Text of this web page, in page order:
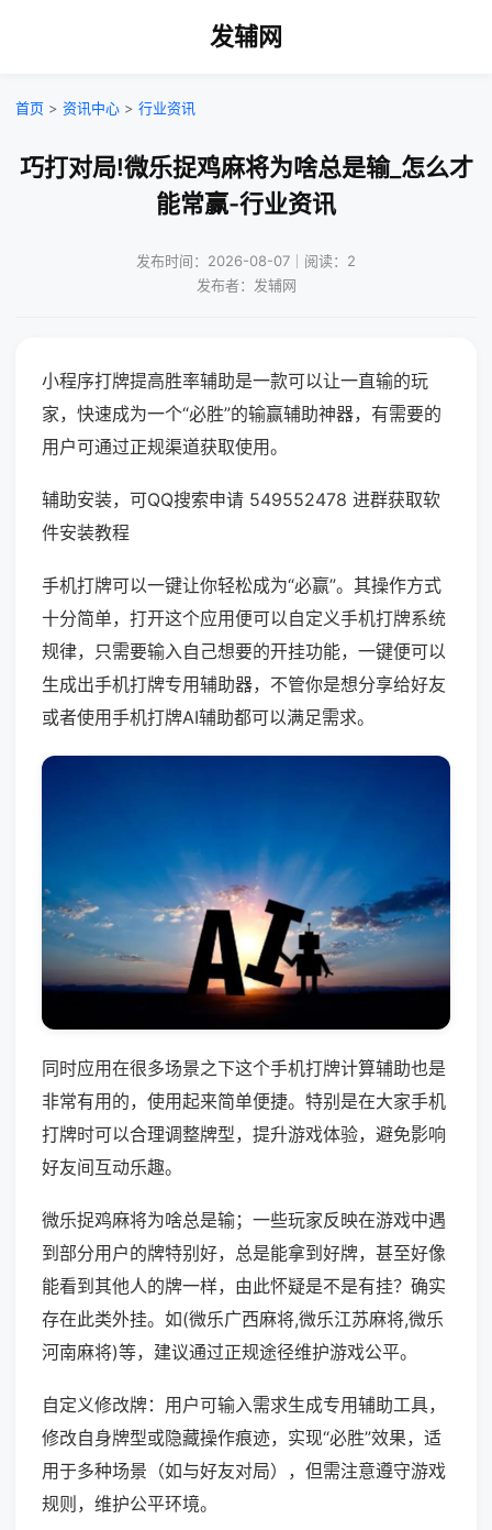
发辅网
首页 > 资讯中心 > 行业资讯
巧打对局!微乐捉鸡麻将为啥总是输_怎么才
能常赢-行业资讯
发布时间：2026-08-07｜阅读：2
发布者：发辅网
小程序打牌提高胜率辅助是一款可以让一直输的玩
家，快速成为一个“必胜”的输赢辅助神器，有需要的
用户可通过正规渠道获取使用。
辅助安装，可QQ搜索申请 549552478 进群获取软
件安装教程
手机打牌可以一键让你轻松成为“必赢”。其操作方式
十分简单，打开这个应用便可以自定义手机打牌系统
规律，只需要输入自己想要的开挂功能，一键便可以
生成出手机打牌专用辅助器，不管你是想分享给好友
或者使用手机打牌AI辅助都可以满足需求。
同时应用在很多场景之下这个手机打牌计算辅助也是
非常有用的，使用起来简单便捷。特别是在大家手机
打牌时可以合理调整牌型，提升游戏体验，避免影响
好友间互动乐趣。
微乐捉鸡麻将为啥总是输；一些玩家反映在游戏中遇
到部分用户的牌特别好，总是能拿到好牌，甚至好像
能看到其他人的牌一样，由此怀疑是不是有挂？确实
存在此类外挂。如(微乐广西麻将,微乐江苏麻将,微乐
河南麻将)等，建议通过正规途径维护游戏公平。
自定义修改牌：用户可输入需求生成专用辅助工具，
修改自身牌型或隐藏操作痕迹，实现“必胜”效果，适
用于多种场景（如与好友对局），但需注意遵守游戏
规则，维护公平环境。